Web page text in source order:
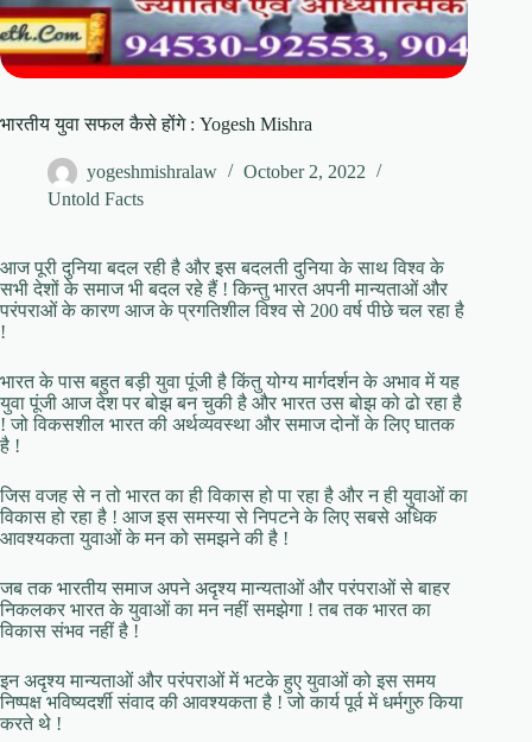
भारतीय युवा सफल कैसे होंगे : Yogesh Mishra
yogeshmishralaw
October 2, 2022
Untold Facts
आज पूरी दुनिया बदल रही है और इस बदलती दुनिया के साथ विश्व के
सभी देशों के समाज भी बदल रहे हैं ! किन्तु भारत अपनी मान्यताओं और
परंपराओं के कारण आज के प्रगतिशील विश्व से 200 वर्ष पीछे चल रहा है
!
भारत के पास बहुत बड़ी युवा पूंजी है किंतु योग्य मार्गदर्शन के अभाव में यह
युवा पूंजी आज देश पर बोझ बन चुकी है और भारत उस बोझ को ढो रहा है
! जो विकसशील भारत की अर्थव्यवस्था और समाज दोनों के लिए घातक
है !
जिस वजह से न तो भारत का ही विकास हो पा रहा है और न ही युवाओं का
विकास हो रहा है ! आज इस समस्या से निपटने के लिए सबसे अधिक
आवश्यकता युवाओं के मन को समझने की है !
जब तक भारतीय समाज अपने अदृश्य मान्यताओं और परंपराओं से बाहर
निकलकर भारत के युवाओं का मन नहीं समझेगा ! तब तक भारत का
विकास संभव नहीं है !
इन अदृश्य मान्यताओं और परंपराओं में भटके हुए युवाओं को इस समय
निष्पक्ष भविष्यदर्शी संवाद की आवश्यकता है ! जो कार्य पूर्व में धर्मगुरु किया
करते थे !